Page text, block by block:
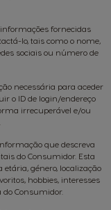
fornecidas
lo, tais como o nome,
sociais ou número de
necessária para aceder
o ID de login/endereço
irrecuperável e/ou
que descreva
do Consumidor. Esta
género, localização
hobbies, interesses
Consumidor.